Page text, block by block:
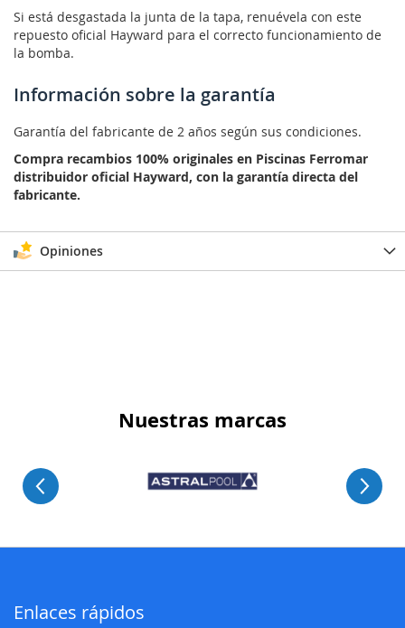
Si está desgastada la junta de la tapa, renuévela con este
repuesto oficial Hayward para el correcto funcionamiento de
la bomba.
Información sobre la garantía
Garantía del fabricante de 2 años según sus condiciones.
Compra recambios 100% originales en Piscinas Ferromar
distribuidor oficial Hayward, con la garantía directa del
fabricante.
Opiniones
Nuestras marcas
Enlaces rápidos